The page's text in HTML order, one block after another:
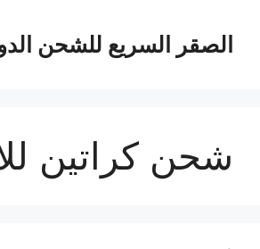
المحتوىالصقر السريع للشحن
شحن كراتين